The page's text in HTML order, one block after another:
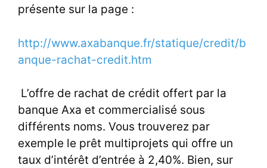
présente sur la page :
http://www.axabanque.fr/statique/credit/b
anque-rachat-credit.htm
L’offre de rachat de crédit offert par la
banque Axa et commercialisé sous
différents noms. Vous trouverez par
exemple le prêt multiprojets qui offre un
taux d’intérêt d’entrée à 2,40%. Bien, sur